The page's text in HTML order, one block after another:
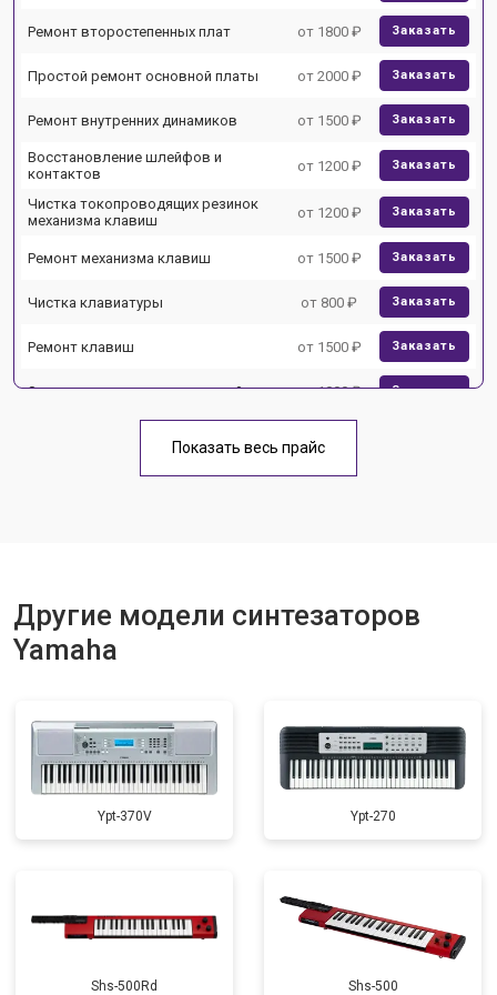
Ремонт второстепенных плат от 1800 ₽ Заказать
Простой ремонт основной платы от 2000 ₽ Заказать
Ремонт внутренних динамиков от 1500 ₽ Заказать
Восстановление шлейфов и
контактов
от 1200 ₽ Заказать
Чистка токопроводящих резинок
механизма клавиш
от 1200 ₽ Заказать
Ремонт механизма клавиш от 1500 ₽ Заказать
Чистка клавиатуры от 800 ₽ Заказать
Ремонт клавиш от 1500 ₽ Заказать
Замена клавиш и уплотнителей от 1000 ₽ Заказать
Ремонт корпусных элементов от 1800 ₽
Замена экрана от 1500 ₽ Заказать
Замена стоковых потенциометров
Показать весь прайс
Другие модели синтезаторов
Yamaha
Ypt-370V Ypt-270
Shs-500Rd Shs-500